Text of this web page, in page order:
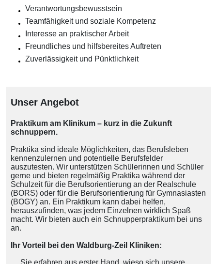
Verantwortungsbewusstsein
Teamfähigkeit und soziale Kompetenz
Interesse an praktischer Arbeit
Freundliches und hilfsbereites Auftreten
Zuverlässigkeit und Pünktlichkeit
Unser Angebot
Praktikum am Klinikum – kurz in die Zukunft
schnuppern.
Praktika sind ideale Möglichkeiten, das Berufsleben
kennenzulernen und potentielle Berufsfelder
auszutesten. Wir unterstützen Schülerinnen und Schüler
gerne und bieten regelmäßig Praktika während der
Schulzeit für die Berufsorientierung an der Realschule
(BORS) oder für die Berufsorientierung für Gymnasiasten
(BOGY) an. Ein Praktikum kann dabei helfen,
herauszufinden, was jedem Einzelnen wirklich Spaß
macht. Wir bieten auch ein Schnupperpraktikum bei uns
an.
Ihr Vorteil bei den Waldburg-Zeil Kliniken: